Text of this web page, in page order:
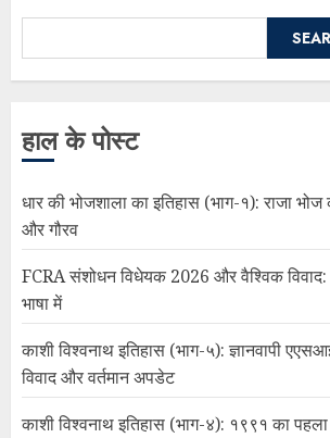
हाल के पोस्ट
धार की भोजशाला का इतिहास (भाग-१): राजा
और गौरव
FCRA संशोधन विधेयक 2026 और वैश्विक विवाद:
भाषा में
काशी विश्वनाथ इतिहास (भाग-५): ज्ञानवापी
विवाद और वर्तमान अपडेट
काशी विश्वनाथ इतिहास (भाग-४): १९९१ का